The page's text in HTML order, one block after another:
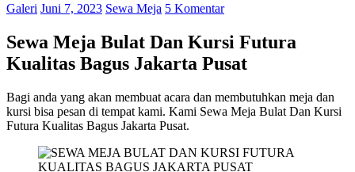
Galeri Juni 7, 2023 Sewa Meja 5 Komentar
Sewa Meja Bulat Dan Kursi Futura
Kualitas Bagus Jakarta Pusat
Bagi anda yang akan membuat acara dan membutuhkan meja dan
kursi bisa pesan di tempat kami. Kami Sewa Meja Bulat Dan Kursi
Futura Kualitas Bagus Jakarta Pusat.